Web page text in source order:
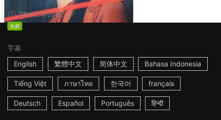
33m日本2021
免費
字幕
English
繁體中文 简体中文 Bahasa Indonesia
Tiếng Việt ภาษาไทย 한국어 français
Deutsch Español Português हिन्दी